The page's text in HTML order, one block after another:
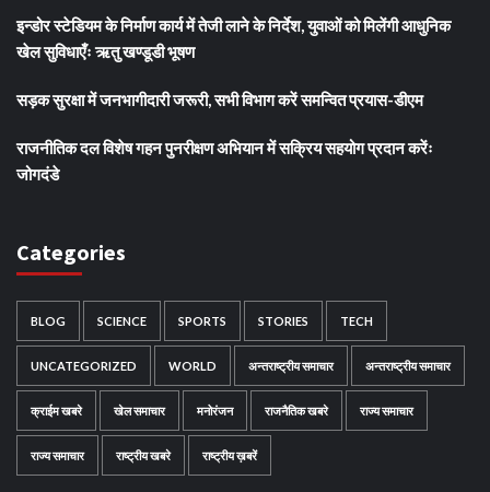
इन्डोर स्टेडियम के निर्माण कार्य में तेजी लाने के निर्देश, युवाओं को मिलेंगी आधुनिक
खेल सुविधाएँः ऋतु खण्डूडी भूषण
सड़क सुरक्षा में जनभागीदारी जरूरी, सभी विभाग करें समन्वित प्रयास-डीएम
राजनीतिक दल विशेष गहन पुनरीक्षण अभियान में सक्रिय सहयोग प्रदान करेंः
जोगदंडे
Categories
BLOG SCIENCE SPORTS STORIES TECH
UNCATEGORIZED WORLD अन्तराष्ट्रीय समाचार अन्तराष्ट्रीय समाचार
क्राईम खबरे खेल समाचार मनोरंजन राजनैतिक खबरे राज्य समाचार
राज्य समाचार राष्ट्रीय खबरे राष्ट्रीय ख़बरें